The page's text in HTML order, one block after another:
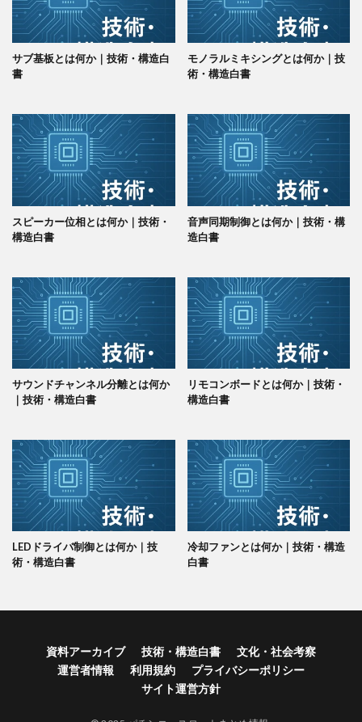
サブ基板とは何か｜技術・構造白
書
モノラルミキシングとは何か｜技
術・構造白書
スピーカー位相とは何か｜技術・
構造白書
音声同期制御とは何か｜技術・構
造白書
サウンドチャンネル分離とは何か
｜技術・構造白書
リモコンボードとは何か｜技術・
構造白書
LEDドライバ制御とは何か｜技
術・構造白書
冷却ファンとは何か｜技術・構造
白書
資料アーカイブ 技術・構造白書
文化・社会考察
運営者情報
利用規約
プライバシーポリシー
サイト運営方針